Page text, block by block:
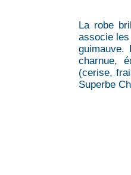
La robe
associe
guimauve.
charnue,
(cerise,
Superbe